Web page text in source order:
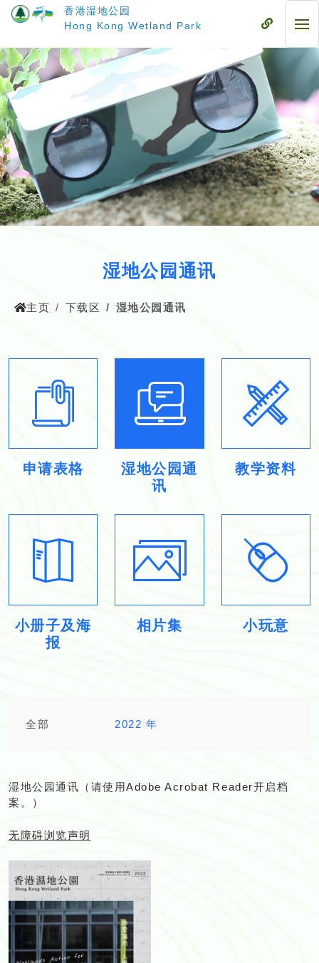
要
内
容
香港湿地公园
Hong Kong Wetland Park
流
式
目
录
流
动
式
湿地公园通讯
主页 下载区 湿地公园通讯
申请表格
湿地公园通
讯
教学资料
小册子及海
报
相片集 小玩意
全部 2022 年
湿地公园通讯（请使用Adobe Acrobat Reader开启档
案。）
无障碍浏览声明